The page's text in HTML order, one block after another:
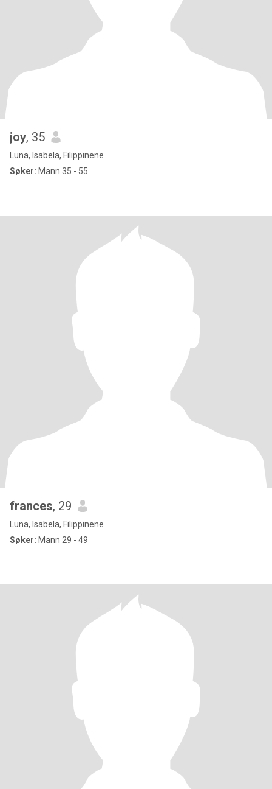
joy, 35
Luna, Isabela, Filippinene
Søker: Mann 35 - 55
frances, 29
Luna, Isabela, Filippinene
Søker: Mann 29 - 49